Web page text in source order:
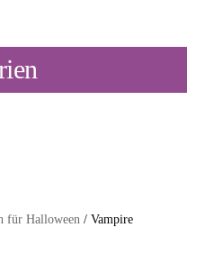
für Halloween / Vampire